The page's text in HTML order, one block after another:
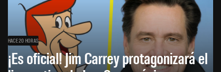
HACE 20 HORAS
¡Es oficial! Jim Carrey protagonizará el